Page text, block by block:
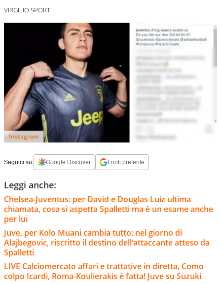
VIRGILIO SPORT
Instagram
Seguici su: Google Discover Fonti preferite
Leggi anche:
Chelsea-Juventus: per David e Douglas Luiz ultima
chiamata, cosa si aspetta Spalletti ma è un esame anche
per lui
Juve, per Kolo Muani cambia tutto: nel giorno di
Alajbegovic, riscritto il destino dell’attaccante atteso da
Spalletti
LIVE Calciomercato affari e trattative in diretta, Como
colpo Icardi, Roma-Koulierakis è fatta! Juve su Suzuki